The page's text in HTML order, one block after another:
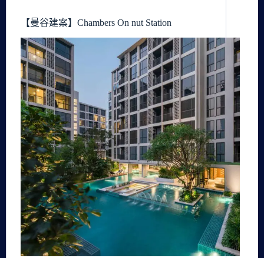
【曼谷建案】Chambers On nut Station